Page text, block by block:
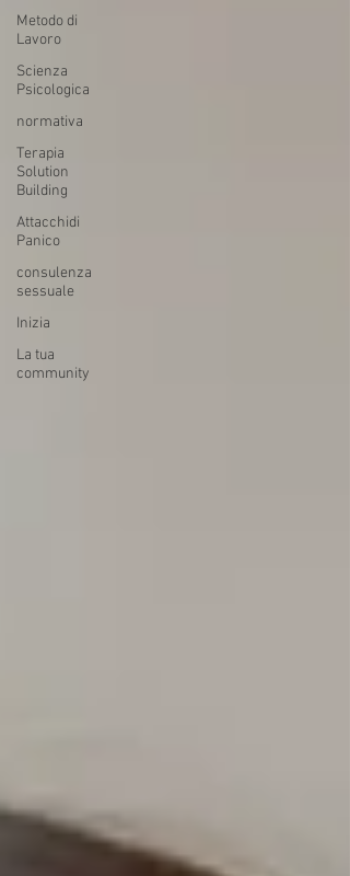
Metodo di
Lavoro
Scienza
Psicologica
normativa
Terapia
Solution
Building
Attacchidi
Panico
consulenza
sessuale
Inizia
La tua
community